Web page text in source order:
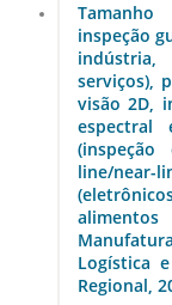
inspeção
serviços),
visão 2D,
line/near-
alimentos
Logística
Regional,